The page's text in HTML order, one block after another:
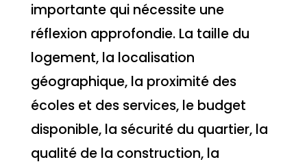
importante qui nécessite une
réflexion approfondie. La taille du
logement, la localisation
géographique, la proximité des
écoles et des services, le budget
disponible, la sécurité du quartier, la
qualité de la construction, la